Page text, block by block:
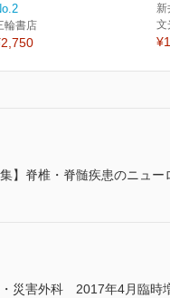
輪書店
新
文
集】脊椎・脊髄疾患のニュ
災害外科 2017年4月臨時